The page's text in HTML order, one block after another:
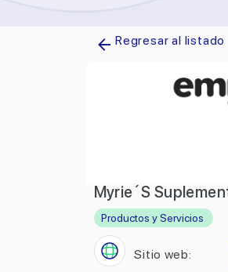
Regresar al listado
Myrie´S
Productos y Servicios
Sitio web: